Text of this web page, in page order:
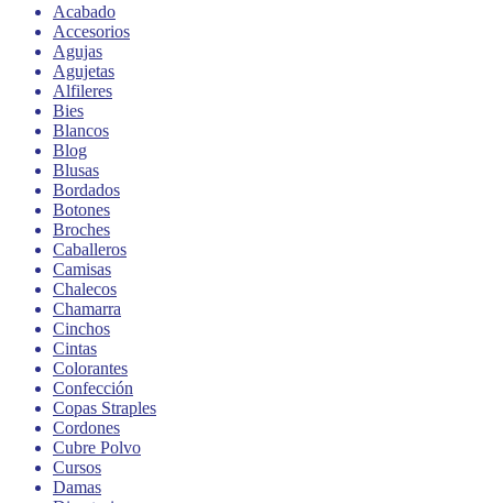
Acabado
Accesorios
Agujas
Agujetas
Alfileres
Bies
Blancos
Blog
Blusas
Bordados
Botones
Broches
Caballeros
Camisas
Chalecos
Chamarra
Cinchos
Cintas
Colorantes
Confección
Copas Straples
Cordones
Cubre Polvo
Cursos
Damas